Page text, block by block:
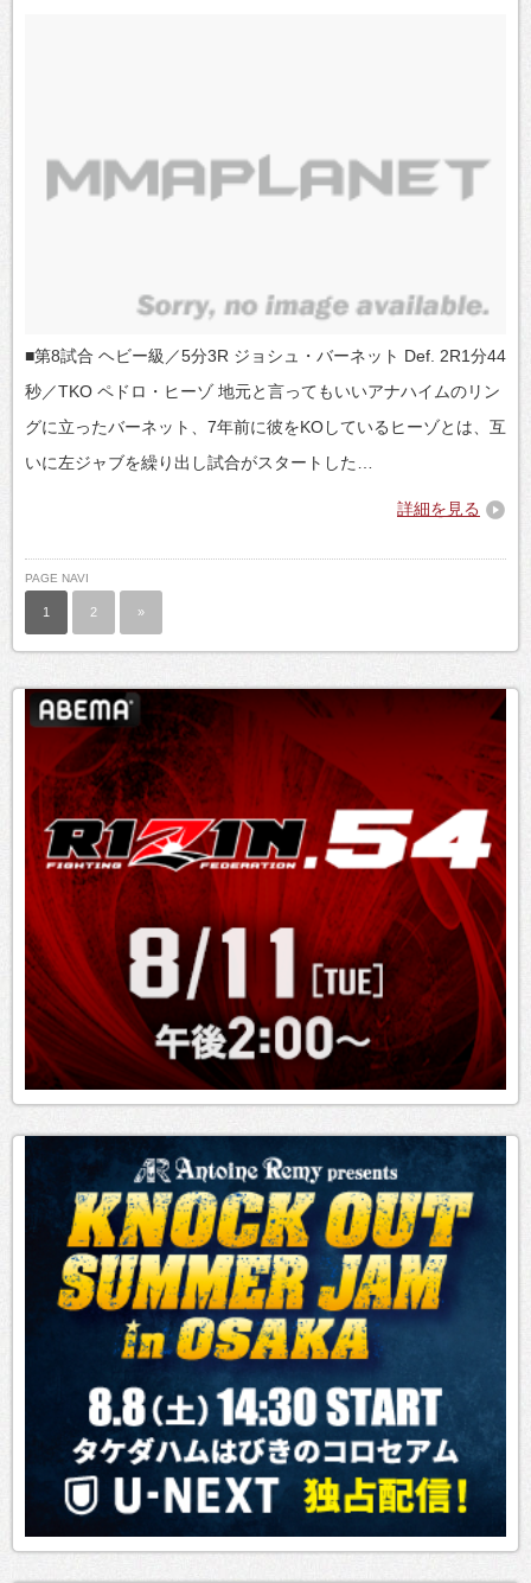
■第8試合 ヘビー級／5分3R ジョシュ・バーネット Def. 2R1分44
秒／TKO ペドロ・ヒーゾ 地元と言ってもいいアナハイムのリン
グに立ったバーネット、7年前に彼をKOしているヒーゾとは、互
いに左ジャブを繰り出し試合がスタートした…
詳細を見る
PAGE NAVI
1 2 »